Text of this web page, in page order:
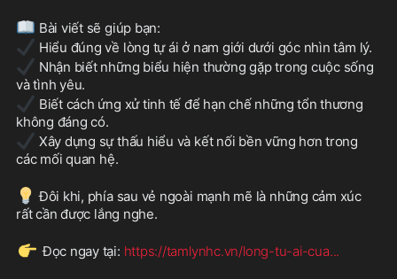
📖 Bài viết sẽ giúp bạn:
✔️ Hiểu đúng về lòng tự ái ở nam giới dưới góc nhìn tâm lý.
✔️ Nhận biết những biểu hiện thường gặp trong cuộc sống
và tình yêu.
✔️ Biết cách ứng xử tinh tế để hạn chế những tổn thương
không đáng có.
✔️ Xây dựng sự thấu hiểu và kết nối bền vững hơn trong
các mối quan hệ.
💡 Đôi khi, phía sau vẻ ngoài mạnh mẽ là những cảm xúc
rất cần được lắng nghe.
👉 Đọc ngay tại: https://tamlynhc.vn/long-tu-ai-cua...